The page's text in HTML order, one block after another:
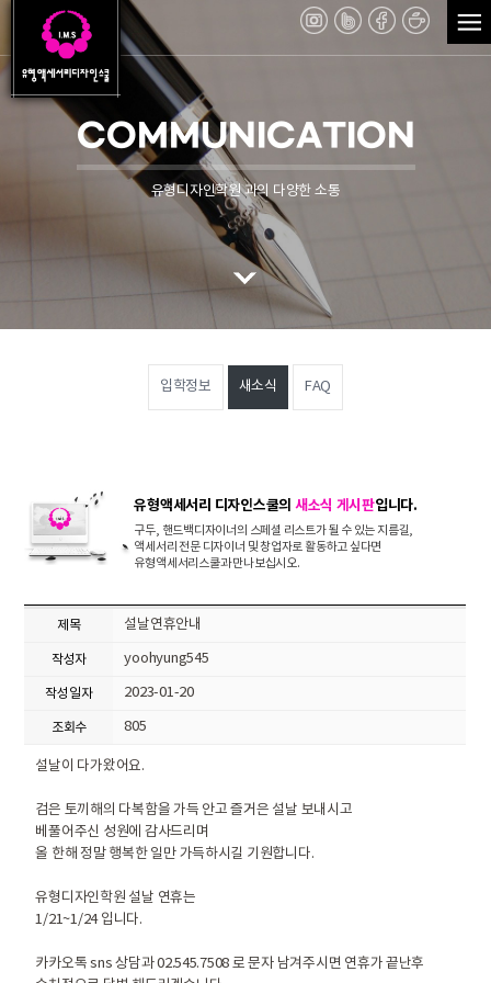
COMMUNICATION
유형디자인학원 과의 다양한 소통
입학정보 새소식 FAQ
유형액세서리 디자인스쿨의 새소식 게시판입니다.
구두, 핸드백디자이너의 스페셜 리스트가 될 수 있는 지름길,
액세서리 전문 디자이너 및 창업자로 활동하고 싶다면
유형액세서리스쿨과 만나보십시오.
제목 설날연휴안내
작성자 yoohyung545
작성일자 2023-01-20
조회수 805
설날이 다가왔어요.
검은 토끼해의 다복함을 가득 안고 즐거은 설날 보내시고
베풀어주신 성원에 감사드리며
올 한해 정말 행복한 일만 가득하시길 기원합니다.
유형디자인학원 설날 연휴는
1/21~1/24 입니다.
카카오톡 sns 상담과 02.545.7508 로 문자 남겨주시면 연휴가 끝난후